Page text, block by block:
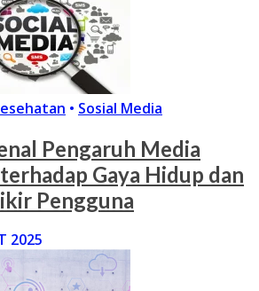
• Sosial Media
Pengaruh Media
Gaya Hidup dan
Pengguna
2025